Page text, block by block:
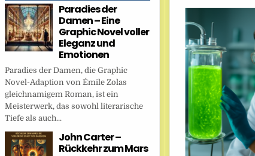
Paradies der
Damen – Eine
Graphic Novel voller
Eleganz und
Emotionen
Paradies der Damen, die Graphic
Novel-Adaption von Émile Zolas
gleichnamigem Roman, ist ein
Meisterwerk, das sowohl literarische
Tiefe als auch...
John Carter –
Rückkehr zum Mars